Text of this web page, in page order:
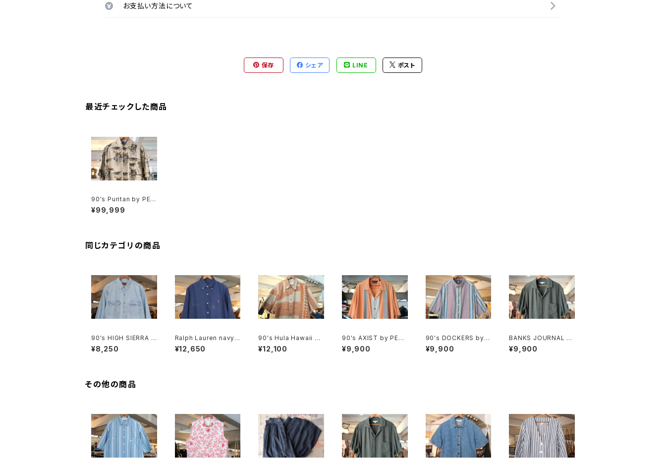
お支払い方法について
保存 シェア LINE ポスト
最近チェックした商品
90's Puritan by PER
RY ELLIS parrot-pri
nt rayon Shirt
¥99,999
同じカテゴリの商品
90's HIGH SIERRA f
aded indigo denim
Shirt
¥8,250
Ralph Lauren navy li
nen B.D. Shirt
¥12,650
90's Hula Hawaii ge
ometric tribal patter
n Shirt
¥12,100
90's AXIST by PERR
Y ELLIS panel-patte
rn washable-silk Sh
¥9,900
90's DOCKERS by L
evi's multi-stripe a
nd botanical Shirt
¥9,900
BANKS JOURNAL ra
yon ×linen open-co
llar Shirt
¥9,900
その他の商品